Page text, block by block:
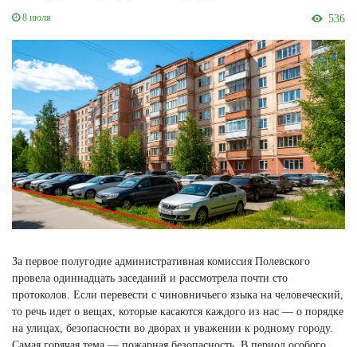
8 июля 536
За первое полугодие административная комиссия Полевского
провела одиннадцать заседаний и рассмотрела почти сто
протоколов. Если перевести с чиновничьего языка на человеческий,
то речь идет о вещах, которые касаются каждого из нас — о порядке
на улицах, безопасности во дворах и уважении к родному городу.